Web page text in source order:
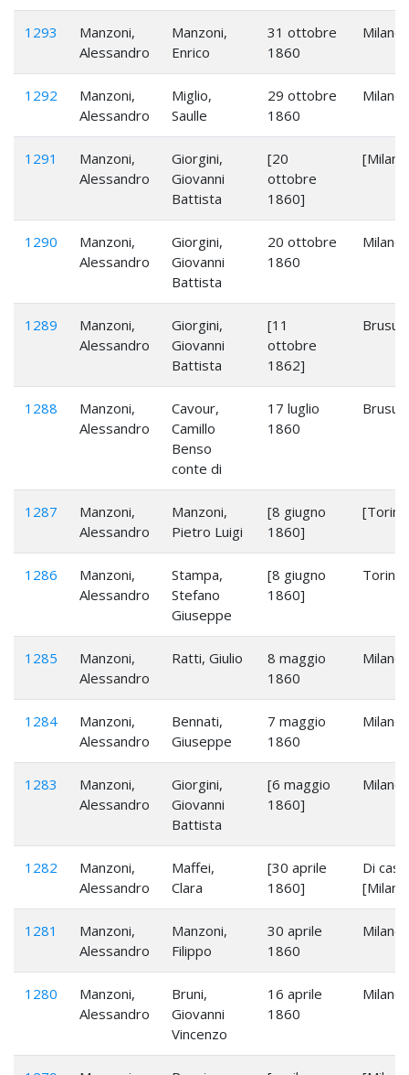
1293
Manzoni,
Alessandro
Manzoni,
Enrico
31 ottobre
1860
Milano
1292
Manzoni,
Alessandro
Miglio,
Saulle
29 ottobre
1860
Milano
1291
Manzoni,
Alessandro
Giorgini,
Giovanni
Battista
[20
ottobre
1860]
1290
Manzoni,
Alessandro
Giorgini,
Giovanni
Battista
20 ottobre
1860
Milano
1289
Manzoni,
Alessandro
Giorgini,
Giovanni
Battista
[11
ottobre
1862]
1288
Manzoni,
Alessandro
Cavour,
Camillo
Benso
conte di
17 luglio
1860
1287
Manzoni,
Alessandro
Manzoni,
Pietro Luigi
[8 giugno
1860]
1286
Manzoni,
Alessandro
Stampa,
Stefano
Giuseppe
[8 giugno
1860]
Torino
1285
Manzoni,
Alessandro
Ratti, Giulio
8 maggio
1860
Milano
1284
Manzoni,
Alessandro
Bennati,
Giuseppe
7 maggio
1860
Milano
1283
Manzoni,
Alessandro
Giorgini,
Giovanni
Battista
[6 maggio
1860]
Milano
1282
Manzoni,
Alessandro
Maffei,
Clara
[30 aprile
1860]
Di casa
1281
Manzoni,
Alessandro
Manzoni,
Filippo
30 aprile
1860
Milano
1280
Manzoni,
Alessandro
Bruni,
Giovanni
Vincenzo
16 aprile
1860
Milano